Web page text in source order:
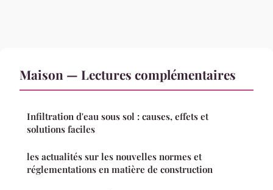
Maison — Lectures complémentaires
Infiltration d'eau sous sol : causes, effets et
solutions faciles
les actualités sur les nouvelles normes et
réglementations en matière de construction